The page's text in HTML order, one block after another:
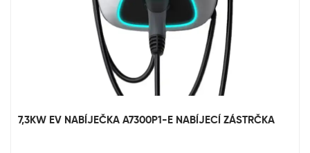
7,3KW EV NABÍJEČKA A7300P1-E NABÍJECÍ ZÁSTRČKA